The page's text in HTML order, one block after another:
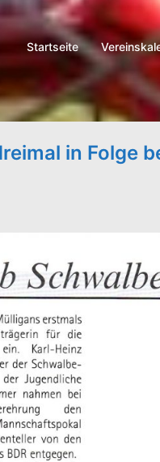
Startseite
in Folge